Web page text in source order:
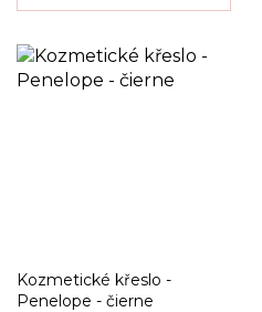
Kozmetické křeslo -
Penelope - čierne